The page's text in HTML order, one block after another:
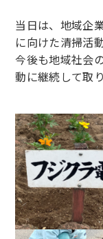
当日は、地域企
に向けた清掃活
今後も地域社会
動に継続して取